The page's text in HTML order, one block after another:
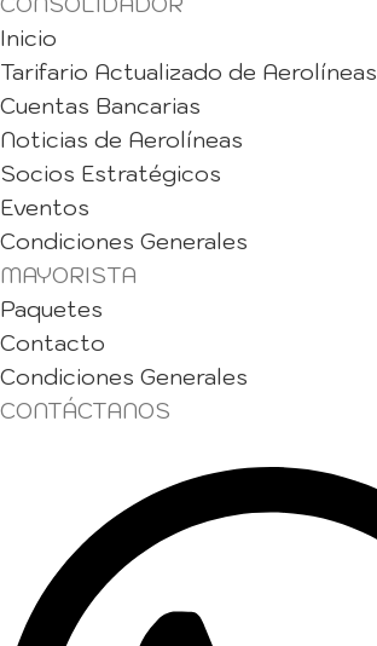
Inicio
Tarifario Actualizado de Aerolíneas
Cuentas Bancarias
Noticias de Aerolíneas
Socios Estratégicos
Eventos
Condiciones Generales
MAYORISTA
Paquetes
Contacto
Condiciones Generales
CONTÁCTANOS